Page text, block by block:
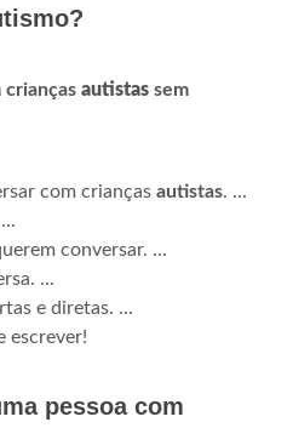
crianças autistas sem
com crianças autistas. ...
conversar. ...
...
e diretas. ...
escrever!
pessoa com